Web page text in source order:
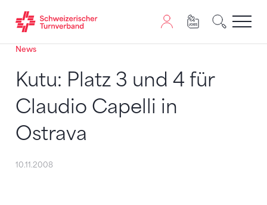
Zum Inhalt springen
Zur Sitemap navigieren
Zum Navigieren dieser Seite wird JavaScript benötigt.
News
Kutu: Platz 3 und 4 für
Claudio Capelli in
Ostrava
10.11.2008